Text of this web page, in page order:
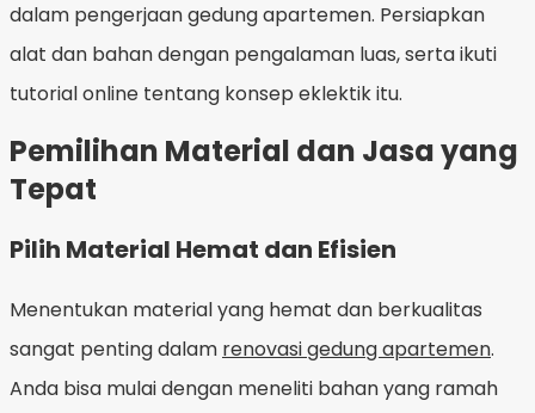
dalam pengerjaan gedung apartemen. Persiapkan
alat dan bahan dengan pengalaman luas, serta ikuti
tutorial online tentang konsep eklektik itu.
Pemilihan Material dan Jasa yang
Tepat
Pilih Material Hemat dan Efisien
Menentukan material yang hemat dan berkualitas
sangat penting dalam renovasi gedung apartemen.
Anda bisa mulai dengan meneliti bahan yang ramah